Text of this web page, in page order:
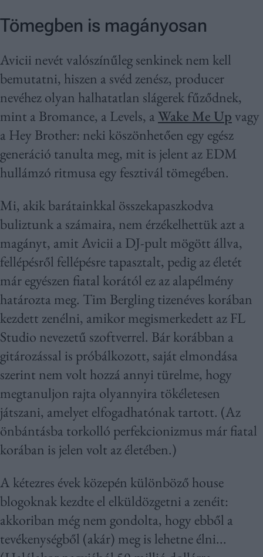
Tömegben is magányosan
Avicii nevét valószínűleg senkinek nem kell
bemutatni, hiszen a svéd zenész, producer
nevéhez olyan halhatatlan slágerek fűződnek,
mint a Bromance, a Levels, aWake Me Upvagy
a Hey Brother: neki köszönhetően egy egész
generáció tanulta meg, mit is jelent az EDM
hullámzó ritmusa egy fesztivál tömegében.
Mi, akik barátainkkal összekapaszkodva
buliztunk a számaira, nem érzékelhettük azt a
magányt, amit Avicii a DJ-pult mögött állva,
fellépésről fellépésre tapasztalt, pedig az életét
már egyészen fiatal korától ez az alapélmény
határozta meg. Tim Bergling tizenéves korában
kezdett zenélni, amikor megismerkedett az FL
Studio nevezetű szoftverrel. Bár korábban a
gitározással is próbálkozott, saját elmondása
szerint nem volt hozzá annyi türelme, hogy
megtanuljon rajta olyannyira tökéletesen
játszani, amelyet elfogadhatónak tartott. (Az
önbántásba torkolló perfekcionizmus már fiatal
korában is jelen volt az életében.)
A kétezres évek közepén különböző house
blogoknak kezdte el elküldözgetni a zenéit:
akkoriban még nem gondolta, hogy ebből a
tevékenységből (akár) meg is lehetne élni...